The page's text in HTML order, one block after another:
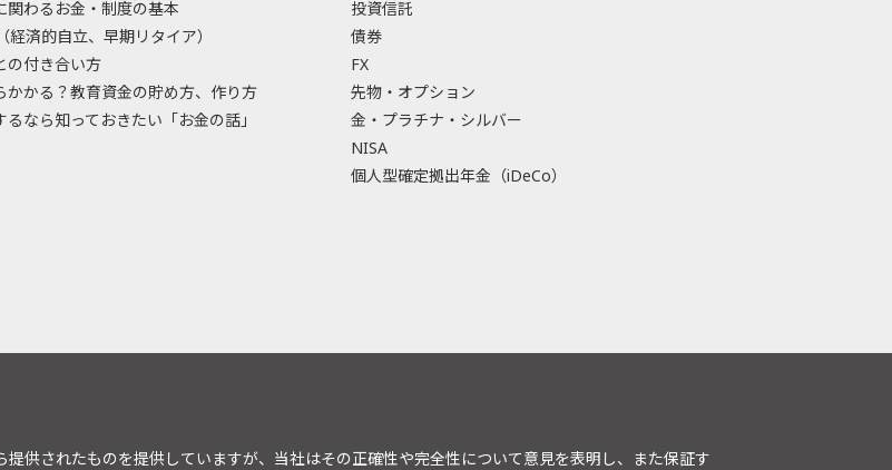
関わるお金・制度の基本
経済的自立、早期リタイア）
の付き合い方
かかる？教育資金の貯め方、作り方
るなら知っておきたい「お金の話」
投資信託
債券
FX
先物・オプション
金・プラチナ・シルバー
NISA
個人型確定拠出年金（iDeCo）
供されたものを提供していますが、当社はその正確性や完全性について意見を表明し、また保証す